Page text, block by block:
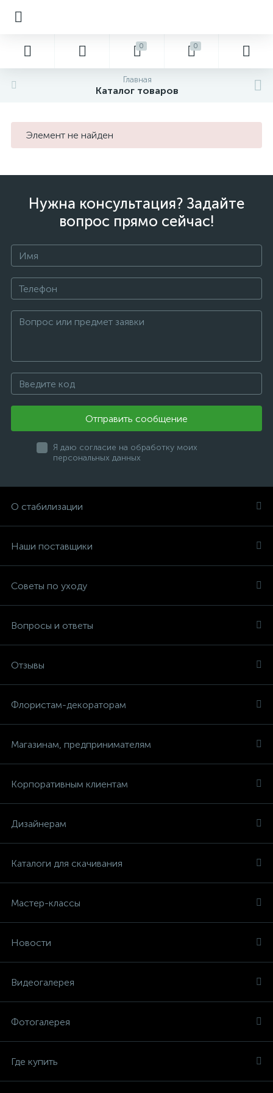
0 0
Главная
Каталог товаров
Элемент не найден
Нужна консультация? Задайте
вопрос прямо сейчас!
Отправить сообщение
Я даю согласие на обработку моих
персональных данных
О стабилизации
Наши поставщики
Советы по уходу
Вопросы и ответы
Отзывы
Флористам-декораторам
Магазинам, предпринимателям
Корпоративным клиентам
Дизайнерам
Каталоги для скачивания
Мастер-классы
Новости
Видеогалерея
Фотогалерея
Где купить